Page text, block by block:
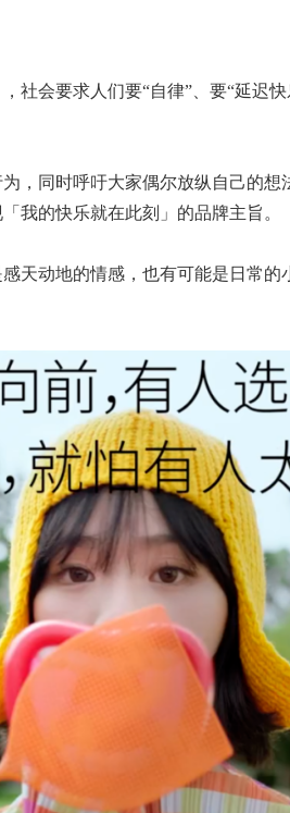
社会要求人们要“自律”、要“延迟
，同时呼吁大家偶尔放纵自己的
我的快乐就在此刻」的品牌主旨。
天动地的情感，也有可能是日常的